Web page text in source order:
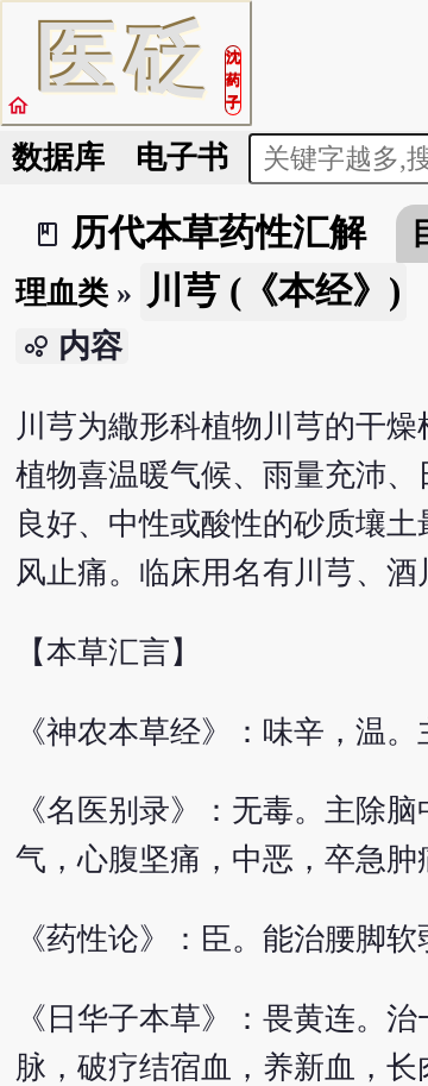
医砭
沈
药
子
home
数据库 电子书
book_2
历代本草药性汇解
理血类» 川芎 (《本经》)
bubble_chart 内容
川芎为繖形科植物川芎的干
植物喜温暖气候、雨量充沛
良好、中性或酸性的砂质壤
风止痛。临床用名有川芎、酒
【本草汇言】
《神农本草经》：味辛，温
《名医别录》：无毒。主除
气，心腹坚痛，中恶，卒急肿
《药性论》：臣。能治腰脚
《日华子本草》：畏黄连。
脉，破疗结宿血，养新血，